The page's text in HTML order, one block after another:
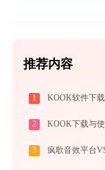
推荐内容
1 KOOK软件下
2 KOOK下载与
3 疯歌音效平台